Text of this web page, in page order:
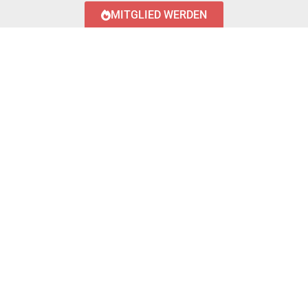
MITGLIED WERDEN